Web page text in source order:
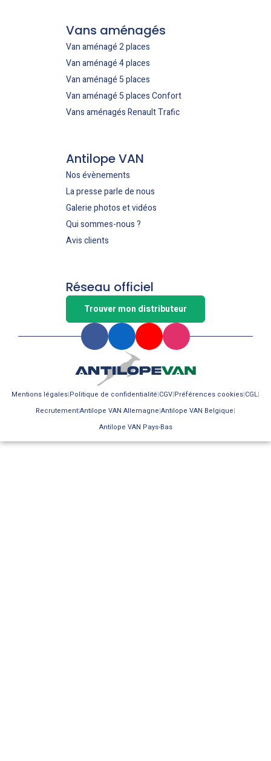
Vans aménagés
Van aménagé 2 places
Van aménagé 4 places
Van aménagé 5 places
Van aménagé 5 places Confort
Vans aménagés Renault Trafic
Antilope VAN
Nos évènements
La presse parle de nous
Galerie photos et vidéos
Qui sommes-nous ?
Avis clients
Réseau officiel
Trouver mon distributeur
Mentions légales Politique de confidentialité CGV Préférences cookies CGL
RecrutementAntilope VAN Allemagne Antilope VAN Belgique
Antilope VAN Pays-Bas